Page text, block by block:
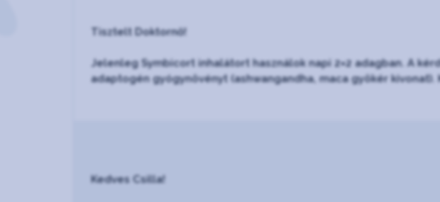
Tisztelt Doktornő!
Jelenleg Symbicort inhalátort használok napi 2×2 adagban. A
adaptogén gyógynövényt (ashwangandha, maca gyökér
Kedves Csilla!